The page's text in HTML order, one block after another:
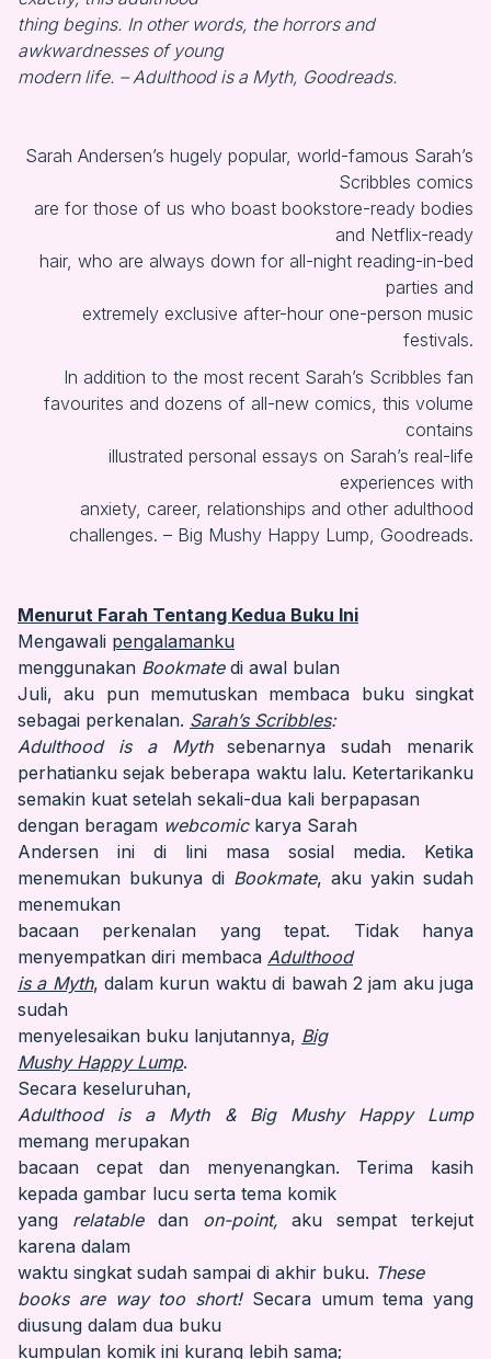
thing begins. In other words, the horrors and
awkwardnesses of young
modern life. – Adulthood is a Myth, Goodreads.
Sarah Andersen’s hugely popular, world-famous Sarah’s
Scribbles comics
are for those of us who boast bookstore-ready bodies
and Netflix-ready
hair, who are always down for all-night reading-in-bed
parties and
extremely exclusive after-hour one-person music
festivals.
In addition to the most recent Sarah’s Scribbles fan
favourites and dozens of all-new comics, this volume
contains
illustrated personal essays on Sarah’s real-life
experiences with
anxiety, career, relationships and other adulthood
challenges. – Big Mushy Happy Lump, Goodreads.
Menurut Farah Tentang Kedua Buku Ini
Mengawali pengalamanku
menggunakan Bookmatedi awal bulan
Juli, aku pun memutuskan membaca buku singkat
sebagai perkenalan. Sarah’s Scribbles:
Adulthood is a Mythsebenarnya sudah menarik
perhatianku sejak beberapa waktu lalu. Ketertarikanku
semakin kuat setelah sekali-dua kali berpapasan
dengan beragam webcomickarya Sarah
Andersen ini di lini masa sosial media. Ketika
menemukan bukunya di Bookmate, aku yakin sudah
menemukan
bacaan perkenalan yang tepat. Tidak hanya
menyempatkan diri membaca Adulthood
is a Myth, dalam kurun waktu di bawah 2 jam aku juga
sudah
menyelesaikan buku lanjutannya, Big
Mushy Happy Lump.
Secara keseluruhan,
Adulthood is a Myth &
Big Mushy Happy Lump
memang merupakan
bacaan cepat dan menyenangkan. Terima kasih
kepada gambar lucu serta tema komik
yang relatable dan on-point, aku sempat terkejut
karena dalam
waktu singkat sudah sampai di akhir buku. These
books are way too short!Secara umum tema yang
diusung dalam dua buku
kumpulan komik ini kurang lebih sama;